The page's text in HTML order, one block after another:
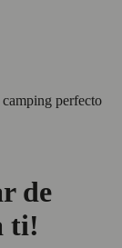
camping perfecto
de
ti!